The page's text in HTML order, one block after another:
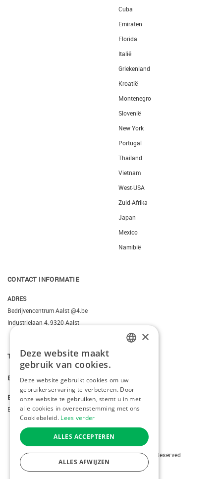
Cuba
Emiraten
Florida
Italië
Griekenland
Kroatië
Montenegro
Slovenië
New York
Portugal
Thailand
Vietnam
West-USA
Zuid-Afrika
Japan
Mexico
Namibië
CONTACT INFORMATIE
ADRES
Bedrijvencentrum Aalst @4.be
Industrielaan 4, 9320 Aalst
T. +3223095206
E. info@kiddotravel.be
BTW
BE 0685795740
Copyright © 2026 Kiddotravel. All Rights Reserved
webdesignby conversal
ENGLISH
×
Deze website maakt
gebruik van cookies.
Deze website gebruikt cookies om uw
gebruikerservaring te verbeteren. Door
onze website te gebruiken, stemt u in met
alle cookies in overeenstemming met ons
Cookiebeleid. Lees verder
ALLES ACCEPTEREN
ALLES AFWIJZEN